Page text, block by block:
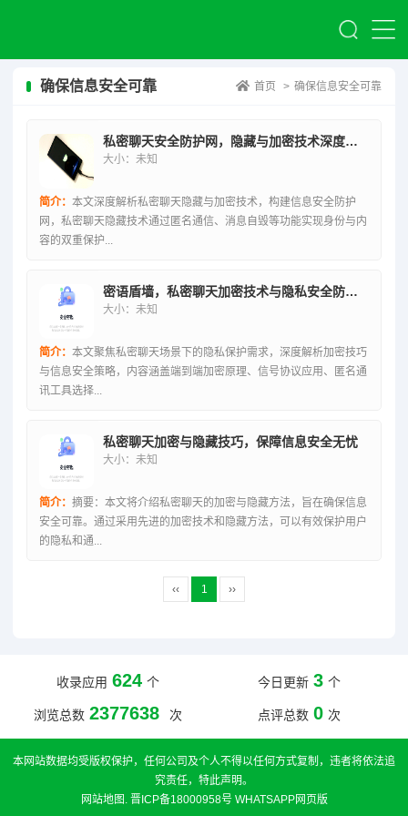
确保信息安全可靠 首页 > 确保信息安全可靠
私密聊天安全防护网，隐藏与加密技术深度解析
大小：未知
简介： 本文深度解析私密聊天隐藏与加密技术，构建信息安全防护
网，私密聊天隐藏技术通过匿名通信、消息自毁等功能实现身份与内
容的双重保护...
密语盾墙，私密聊天加密技术与隐私安全防护全解
大小：未知
简介： 本文聚焦私密聊天场景下的隐私保护需求，深度解析加密技巧
与信息安全策略，内容涵盖端到端加密原理、信号协议应用、匿名通
讯工具选择...
私密聊天加密与隐藏技巧，保障信息安全无忧
大小：未知
简介： 摘要：本文将介绍私密聊天的加密与隐藏方法，旨在确保信息
安全可靠。通过采用先进的加密技术和隐藏方法，可以有效保护用户
的隐私和通...
‹‹ 1 ››
收录应用 624 个 今日更新 3 个
浏览总数 2377638 次 点评总数 0 次
本网站数据均受版权保护，任何公司及个人不得以任何方式复制，违者将依法追
究责任，特此声明。
网站地图 晋ICP备18000958号 WHATSAPP网页版